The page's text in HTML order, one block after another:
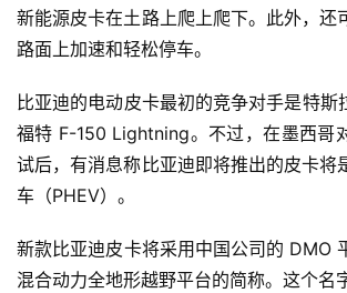
新能源皮卡在土路上爬上爬下。此外，还
路面上加速和轻松停车。
比亚迪的电动皮卡最初的竞争对手是特斯
福特 F-150 Lightning。不过，在墨西哥
试后，有消息称比亚迪即将推出的皮卡将
车（PHEV）。
新款比亚迪皮卡将采用中国公司的 DMO
混合动力全地形越野平台的简称。这个名